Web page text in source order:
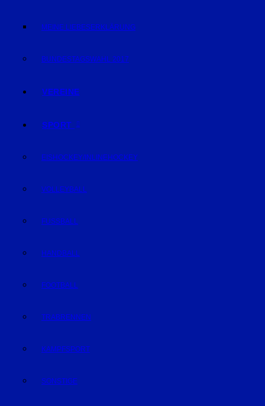
MEINE LIEBESERKLÄRUNG
BUNDESTAGSWAHL 2017
VEREINE
SPORT
EISHOCKEY/INLINEHOCKEY
VOLLEYBALL
FUSSBALL
HANDBALL
FOOTBALL
TRABRENNEN
KAMPFSPORT
SONSTIGE